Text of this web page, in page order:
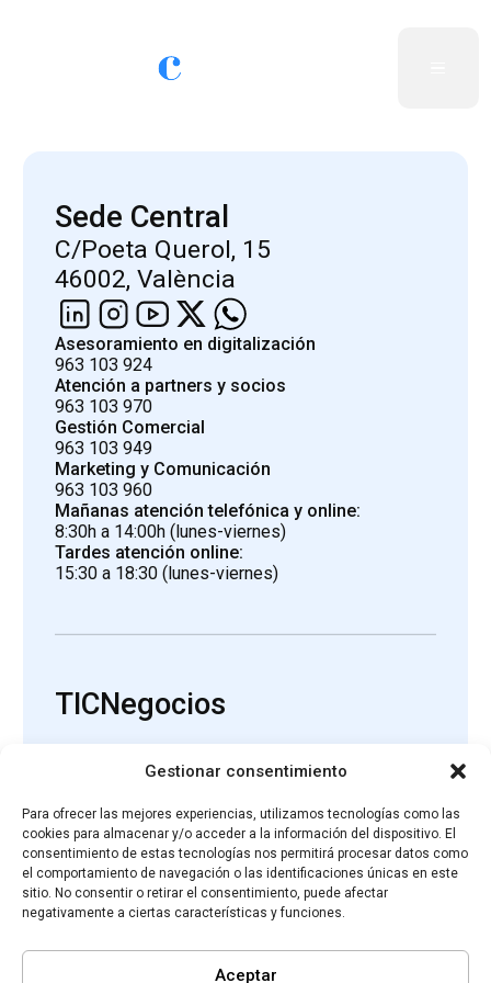
Gestionar consentimiento
Para ofrecer las mejores experiencias, utilizamos tecnologías como las
cookies para almacenar y/o acceder a la información del dispositivo. El
consentimiento de estas tecnologías nos permitirá procesar datos como
el comportamiento de navegación o las identificaciones únicas en este
sitio. No consentir o retirar el consentimiento, puede afectar
negativamente a ciertas características y funciones.
Aceptar
Sede Central
C/Poeta Querol, 15
46002, València
Asesoramiento en digitalización
963 103 924
Atención a partners y socios
963 103 970
Gestión Comercial
963 103 949
Marketing y Comunicación
963 103 960
Mañanas atención telefónica y online:
8:30h a 14:00h (lunes-viernes)
Tardes atención online:
15:30 a 18:30 (lunes-viernes)
TICNegocios
Asesoramiento
Ayudas
Agenda
Recursos
Newsletter
Contactar